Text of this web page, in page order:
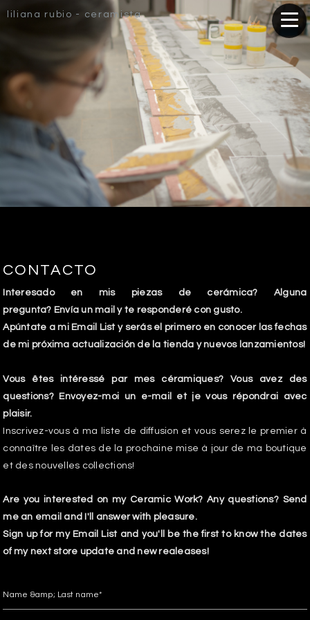
liliana rubio - ceramista
CONTACTO
Interesado en mis piezas de cerámica? Alguna
pregunta? Envía un mail y te responderé con gusto.
Apúntate a mi Email List y serás el primero en conocer las fechas
de mi próxima actualización de la tienda y nuevos lanzamientos!
Vous êtes intéressé par mes céramiques? Vous avez des
questions? Envoyez-moi un e-mail et je vous répondrai avec
plaisir.
Inscrivez-vous à ma liste de diffusion et vous serez le premier à
connaître les dates de la prochaine mise à jour de ma boutique
et des nouvelles collections!
Are you interested on my Ceramic Work? Any questions? Send
me an email and I'll answer with pleasure.
Sign up for my Email List and you'll be the first to know the dates
of my next store update and new realeases!
Name &amp; Last name*